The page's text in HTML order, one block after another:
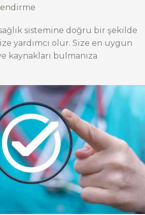
sistemine doğru bir şekilde
yardımcı olur. Size en uygun
kaynakları bulmanıza